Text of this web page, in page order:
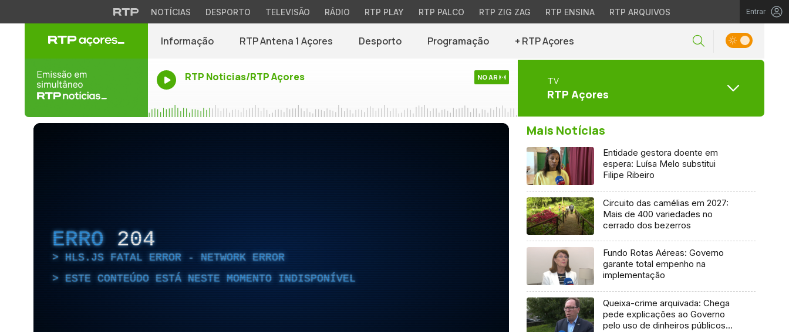
NOTÍCIAS DESPORTO TELEVISÃO RÁDIO RTP PLAY RTP PALCO RTP ZIG ZAG RTP ENSINA RTP ARQUIVOS Entrar
Informação RTP Antena 1 Açores Desporto Programação + RTP Açores
RTP Noticias/RTP Açores NO AR TV
RTP Açores
ERRO 204
HLS.JS FATAL ERROR - NETWORK ERROR
ESTE CONTEÚDO ESTÁ NESTE MOMENTO INDISPONÍVEL
Mais Notícias
Entidade gestora doente em
espera: Luísa Melo substitui
Filipe Ribeiro
Circuito das camélias em 2027:
Mais de 400 variedades no
cerrado dos bezerros
Fundo Rotas Aéreas: Governo
garante total empenho na
implementação
Queixa-crime arquivada: Chega
pede explicações ao Governo
pelo uso de dinheiros públicos